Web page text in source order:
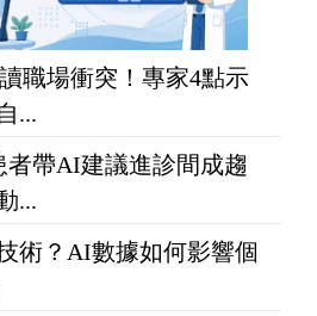
職場衝突！專家4點示
...
者帶AI建議進診間成趨
...
術？AI數據如何影響個